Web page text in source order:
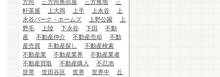
方向
三方向角部屋 三方角地
三
軒茶屋
上大岡 上手 上永谷
上
永谷パーク・ホームズ
上野公園
上
野毛
上陸 下永谷 下田
不動
産
不動産仲介 不動産売却
不動
産売買
不動産探し
不動産検索
不動産業
不動産業界
不動産業者
不動産買取
不動産購入
不忍池
世帯
世田谷区 世界 世界中
丘